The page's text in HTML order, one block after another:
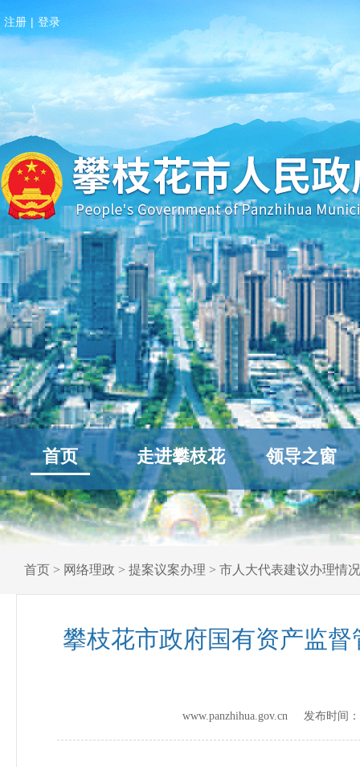
注册 | 登录
首页 走进攀枝花 领导之窗
首页 > 网络理政 > 提案议案办理 > 市人大代表建议办理情况
攀枝花市政府国有资产监
www.panzhihua.gov.cn 发布时间：